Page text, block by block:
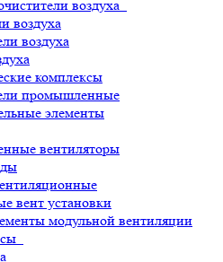
воздуха
воздуха
воздуха
комплексы
промышленные
элементы
вентиляторы
вент установки
модульной вентиляции